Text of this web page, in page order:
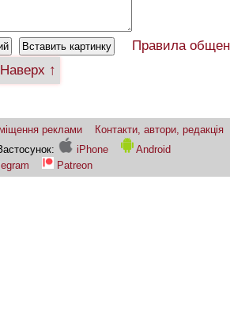
Правила
Наверх ↑
реклами
Контакти, автори, редакція
iPhone
Android
Patreon